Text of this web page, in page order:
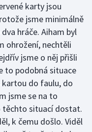
karty jsou
jsme minimálně
hráče. Aiham byl
ohrožení, nechtěli
jsme o něj přišli
to podobná situace
kartou do faulu, do
jsme se na to
těchto situací dostat.
k čemu došlo. Viděl